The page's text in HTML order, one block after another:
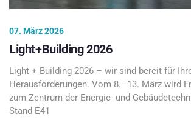
07. März 2026
Light+Building 2026
Light + Building 2026 – wir sind bereit für
Herausforderungen. Vom 8.–13. März wird
zum Zentrum der Energie- und
Stand E41